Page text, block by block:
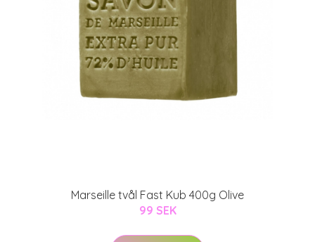
Marseille tvål Fast Kub 400g Olive
99 SEK